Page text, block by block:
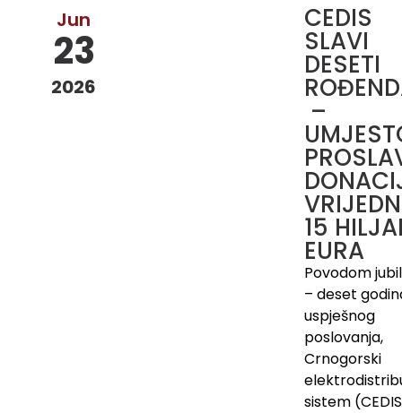
Jun
23
2026
CEDIS
SLAVI
DESETI
–
15
EURA
Povodom
– deset
uspješnog
poslovanja,
Crnogorski
sistem